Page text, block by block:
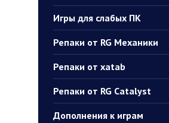
Игры для слабых ПК
Репаки от RG Механики
Репаки от xatab
Репаки от RG Catalyst
Дополнения к играм